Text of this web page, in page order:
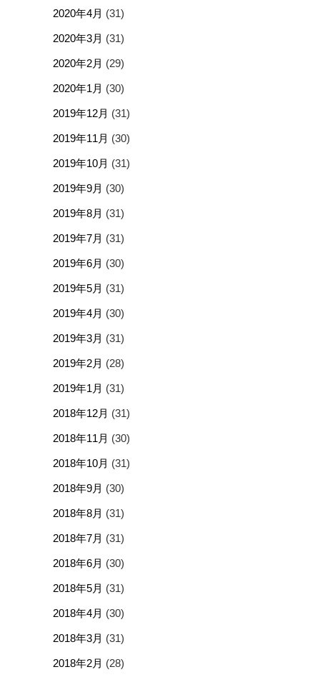
2020年4月 (31)
2020年3月 (31)
2020年2月 (29)
2020年1月 (30)
2019年12月 (31)
2019年11月 (30)
2019年10月 (31)
2019年9月 (30)
2019年8月 (31)
2019年7月 (31)
2019年6月 (30)
2019年5月 (31)
2019年4月 (30)
2019年3月 (31)
2019年2月 (28)
2019年1月 (31)
2018年12月 (31)
2018年11月 (30)
2018年10月 (31)
2018年9月 (30)
2018年8月 (31)
2018年7月 (31)
2018年6月 (30)
2018年5月 (31)
2018年4月 (30)
2018年3月 (31)
2018年2月 (28)